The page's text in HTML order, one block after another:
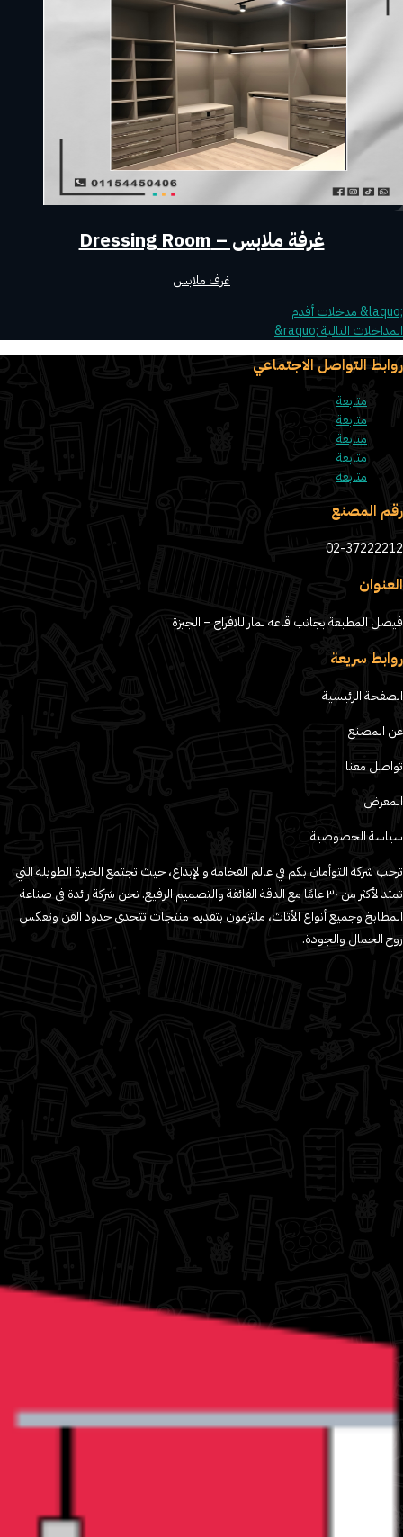
غرفة ملابس – Dressing Room
غرف ملابس
المداخلات التالية ‪&‬r‪aquo;‬
روابط التواصل الاجتماعي
متابعة
متابعة
متابعة
متابعة
متابعة
رقم المصنع
02-37222212
العنوان
فيصل المطبعة بجانب قاعه لمار للافراح – الجيزة
روابط سريعة
الصفحة الرئيسية
عن المصنع
تواصل معنا
المعرض
سياسة الخصوصية
ترحب شركة التوأمان بكم في عالم الفخامة والإبداع، حيث تجتمع الخبرة الطويلة التي
تمتد لأكثر من ٣٠ عامًا مع الدقة الفائقة والتصميم الرفيع. نحن شركة رائدة في صناعة
المطابخ وجميع أنواع الأثاث، ملتزمون بتقديم منتجات تتحدى حدود الفن وتعكس
روح الجمال والجودة.